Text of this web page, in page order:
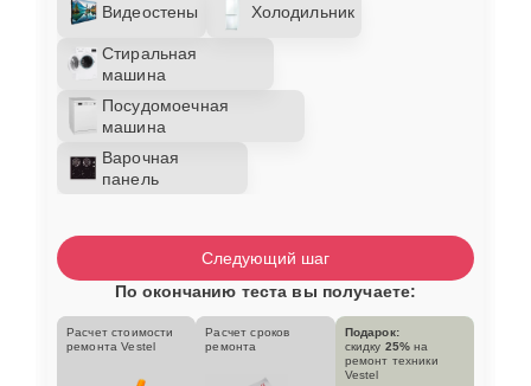
Видеостены Холодильник
Стиральная
машина
Посудомоечная
машина
Варочная
панель
Следующий шаг
По окончанию теста вы получаете:
Расчет стоимости
ремонта Vestel
Расчет сроков
ремонта
Подарок:
скидку 25% на
ремонт техники
Vestel